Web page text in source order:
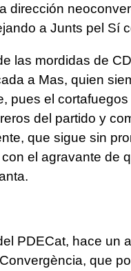
dirección
a Junts pel Sí
las mordidas de
a Mas, quien
pues el
del partido y
que sigue sin
el agravante de
PDECat, hace un
que